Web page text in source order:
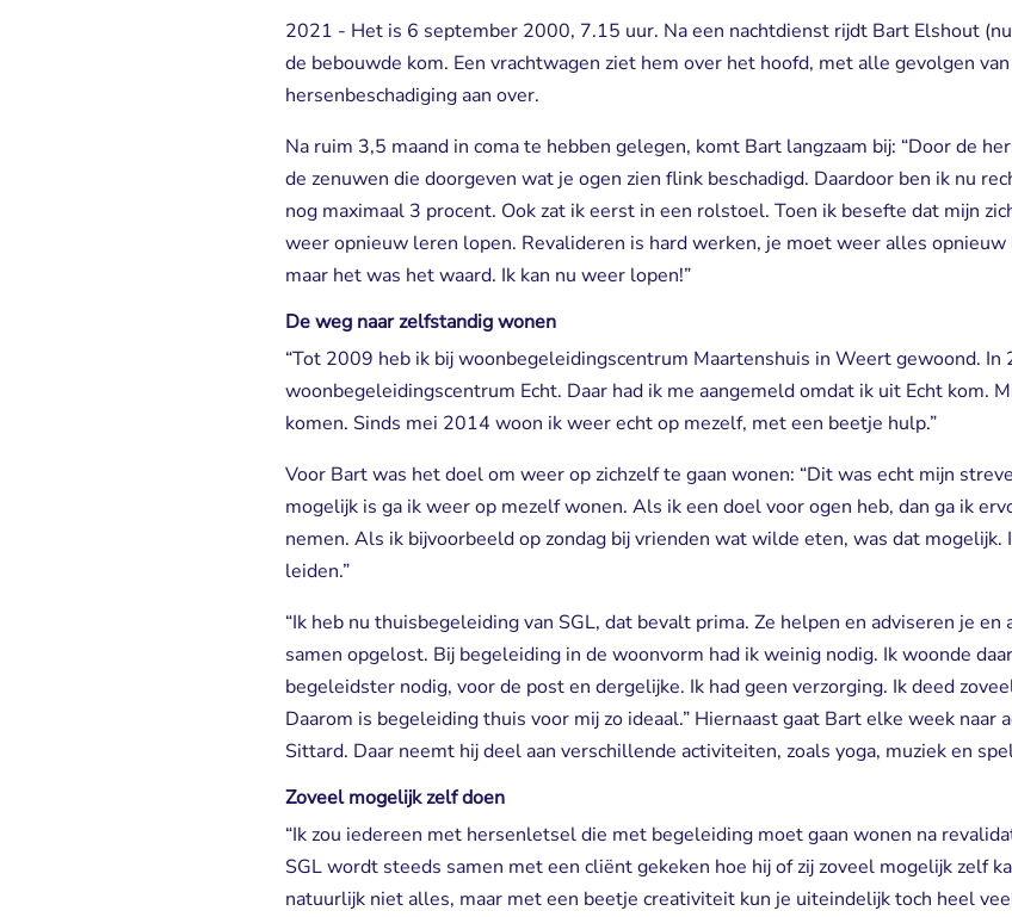
2021 - Het is 6 september 2000, 7.15 uur. Na een nachtdienst rijdt Bart Elshout
de bebouwde kom. Een vrachtwagen ziet hem over het hoofd, met alle gevolgen
hersenbeschadiging aan over.
Na ruim 3,5 maand in coma te hebben gelegen, komt Bart langzaam bij: “Door de
de zenuwen die doorgeven wat je ogen zien flink beschadigd. Daardoor ben ik nu
nog maximaal 3 procent. Ook zat ik eerst in een rolstoel. Toen ik besefte dat mijn
weer opnieuw leren lopen. Revalideren is hard werken, je moet weer alles
maar het was het waard. Ik kan nu weer lopen!”
De weg naar zelfstandig wonen
“Tot 2009 heb ik bij woonbegeleidingscentrum Maartenshuis in Weert gewoond. In
woonbegeleidingscentrum Echt. Daar had ik me aangemeld omdat ik uit Echt kom.
komen. Sinds mei 2014 woon ik weer echt op mezelf, met een beetje hulp.”
Voor Bart was het doel om weer op zichzelf te gaan wonen: “Dit was echt mijn
mogelijk is ga ik weer op mezelf wonen. Als ik een doel voor ogen heb, dan ga ik
nemen. Als ik bijvoorbeeld op zondag bij vrienden wat wilde eten, was dat
leiden.”
“Ik heb nu thuisbegeleiding van SGL, dat bevalt prima. Ze helpen en adviseren je
samen opgelost. Bij begeleiding in de woonvorm had ik weinig nodig. Ik woonde
begeleidster nodig, voor de post en dergelijke. Ik had geen verzorging. Ik deed
Daarom is begeleiding thuis voor mij zo ideaal.” Hiernaast gaat Bart elke week
Sittard. Daar neemt hij deel aan verschillende activiteiten, zoals yoga, muziek en
Zoveel mogelijk zelf doen
“Ik zou iedereen met hersenletsel die met begeleiding moet gaan wonen na
SGL wordt steeds samen met een cliënt gekeken hoe hij of zij zoveel mogelijk zelf
natuurlijk niet alles, maar met een beetje creativiteit kun je uiteindelijk toch heel